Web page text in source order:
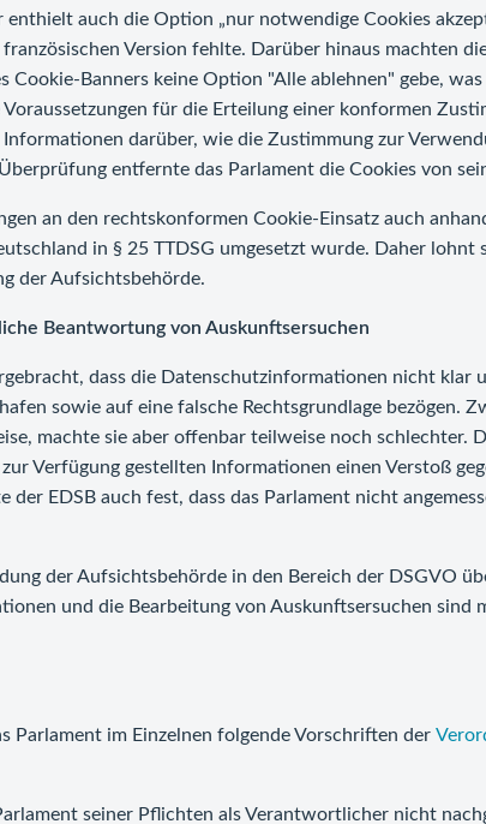
auch die Option „nur notwendige Cookies
Version fehlte. Darüber hinaus machten
Cookie-Banners keine Option "Alle ablehnen" gebe,
Voraussetzungen für die Erteilung einer konformen
darüber, wie die Zustimmung zur
entfernte das Parlament die Cookies von
an den rechtskonformen Cookie-Einsatz auch
in § 25 TTDSG umgesetzt wurde. Daher lohnt
der Aufsichtsbehörde.
Beantwortung von Auskunftsersuchen
dass die Datenschutzinformationen nicht klar
sowie auf eine falsche Rechtsgrundlage bezögen.
machte sie aber offenbar teilweise noch schlechter.
Verfügung gestellten Informationen einen Verstoß
der EDSB auch fest, dass das Parlament nicht
der Aufsichtsbehörde in den Bereich der DSGVO
und die Bearbeitung von Auskunftsersuchen sind
Parlament im Einzelnen folgende Vorschriften der
seiner Pflichten als Verantwortlicher nicht